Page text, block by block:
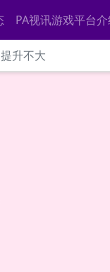
PA视讯游戏平台
升不大